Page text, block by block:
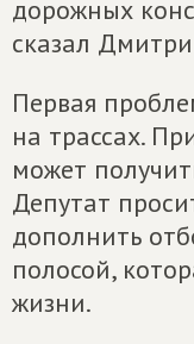
дорожных
сказал
Первая
на трассах.
может
Депутат
дополнить
полосой,
жизни.